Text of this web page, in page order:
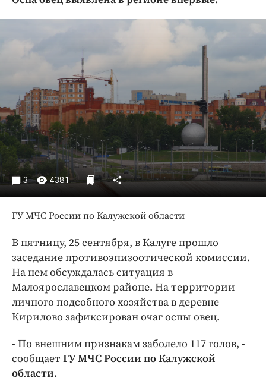
Криминал
Недвижимость и ЖКХ
Образование
Общество
Погода
Праздники
Происшествия
Спорт
Экономика и бизнес
ПРОЕКТЫ
Блоги
Медиаперсона
Интересное чтиво
Клиника года
Бренд года
Работодатель года
3 4381
ГУ МЧС России по Калужской области
В пятницу, 25 сентября, в Калуге прошло
заседание противоэпизоотической комиссии.
На нем обсуждалась ситуация в
Малоярославецком районе. На территории
личного подсобного хозяйства в деревне
Кирилово зафиксирован очаг оспы овец.
- По внешним признакам заболело 117 голов, -
сообщает ГУ МЧС России по Калужской
области.